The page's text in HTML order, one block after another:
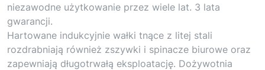
niezawodne użytkowanie przez wiele lat. 3 lata
gwarancji.
Hartowane indukcyjnie wałki tnące z litej stali
rozdrabniają również zszywki i spinacze biurowe oraz
zapewniają długotrwałą eksploatację. Dożywotnia